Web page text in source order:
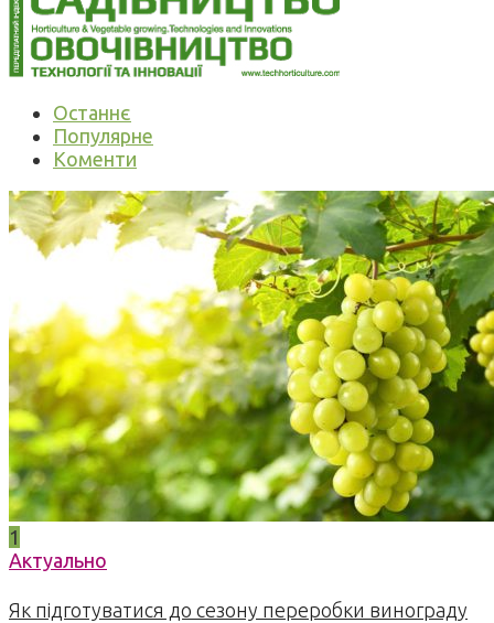
Останнє
Популярне
Коменти
1
Актуально
Як підготуватися до сезону переробки винограду